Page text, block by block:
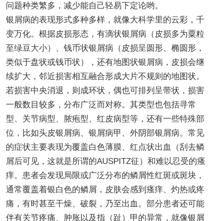
问题种类繁多，减少能自己轻易下定论哟。
银屑病的表现形式多种多样，就像大科学里的云彩，千
变万化。根据皮损形态，有滴状银屑病（皮损多为粟粒
至绿豆大小）、钱币状银屑病（皮损呈圆形、椭圆形，
类似于盘状或钱币状），还有地图状银屑病，皮损会继
续扩大，邻近损害相互融合形成大片不规则的地图状。
若损害中央消退，则成环状，偶也可排列呈带状，损害
一般数目较多，分布广泛而对称。其类型也包括寻常
型、关节病型、脓疱型、红皮病型等，还有一些特殊部
位，比如头皮银屑病、银屑病甲、外阴部银屑病。常见
的症状主要表现为覆盖白色薄膜、红点状出血（刮去鳞
屑后可见，这就是所谓的AUSPITZ征）和难以忍受的瘙
痒。患者会发现局限或广泛分布的鳞屑性红斑或斑块，
通常覆盖着银白色的鳞屑，皮肤会感到瘙痒、灼热或疼
痛，有时甚至干燥、破裂，乃至出血。部分患者还可能
伴有关节疼痛、肿胀以及指（趾）甲的异常，就像银屑